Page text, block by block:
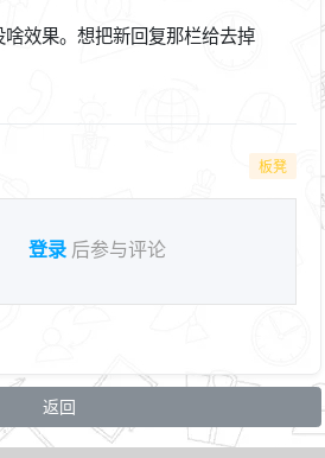
效果。想把新回复那栏给去掉
板凳
登录 后参与评论
返回